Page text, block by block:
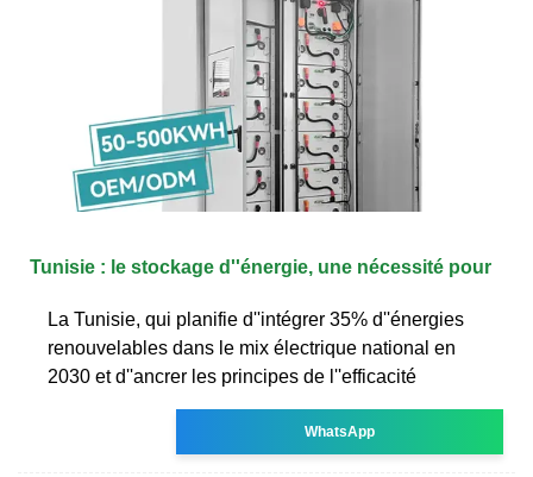
Tunisie : le stockage d''énergie, une nécessité pour
La Tunisie, qui planifie d''intégrer 35% d''énergies
renouvelables dans le mix électrique national en
2030 et d''ancrer les principes de l''efficacité
WhatsApp